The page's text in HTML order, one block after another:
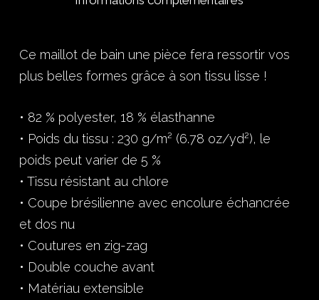
Ce maillot de bain une pièce fera ressortir vos
plus belles formes grâce à son tissu lisse !
• 82 % polyester, 18 % élasthanne
• Poids du tissu : 230 g/m² (6.78 oz/yd²), le
poids peut varier de 5 %
• Tissu résistant au chlore
• Coupe brésilienne avec encolure échancrée
et dos nu
• Coutures en zig-zag
• Double couche avant
• Matériau extensible